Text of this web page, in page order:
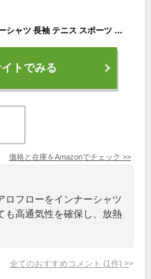
[ミズノ] ドライエアロフロー インナーシャツ 長袖 テニス スポーツ 高通気 UVカット 日よけ ストレッチ性 ロングスリーブ 62JA2050 ブラック L
トでみる
価格と在庫をAmazonでチェック >>
ロフローをインナーシャツ
も高通気性を確保し、放熱
全てのおすすめコメント (1 件) >